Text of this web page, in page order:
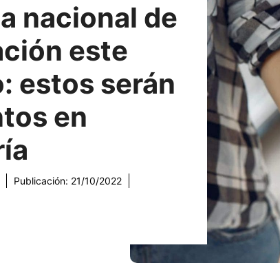
nacional de
este
estos serán
en
Publicación: 21/10/2022